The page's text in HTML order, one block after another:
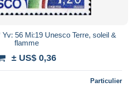
56 Mi:19 Unesco Terre, soleil &
flamme
± US$ 0,36
Particulier